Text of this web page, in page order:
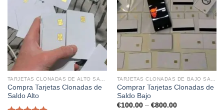
Compra Tarjetas Clonadas de
Saldo Alto
Comprar Tarjetas Clonadas de
Saldo Bajo
€100.00 – €800.00Price